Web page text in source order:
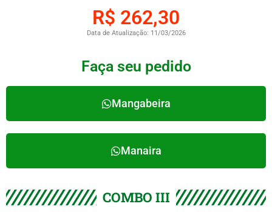
Faça seu pedido
Mangabeira
Manaira
R$ 262,30
Data de Atualização: 11/03/2026
COMBO III